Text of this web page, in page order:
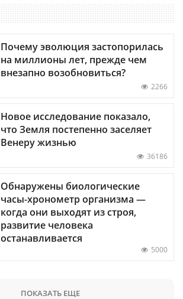
Почему эволюция застопорилась
на миллионы лет, прежде чем
внезапно возобновиться?
2266
Новое исследование показало,
что Земля постепенно заселяет
Венеру жизнью
36186
Обнаружены биологические
часы-хронометр организма —
когда они выходят из строя,
развитие человека
останавливается
5000
ПОКАЗАТЬ ЕЩЕ